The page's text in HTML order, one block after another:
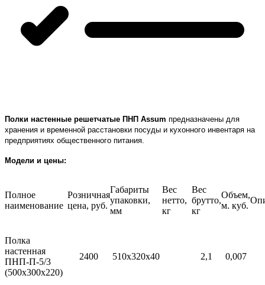
Полки настенные решетчатые ПНП Assum предназначены для
хранения и временной расстановки посуды и кухонного инвентаря на
предприятиях общественного питания.
Модели и цены:
Полное
наименование
Розничная
цена, руб.
Габариты
упаковки,
мм
Вес
нетто,
кг
Вес
брутто,
кг
Объем,
м. куб.
Полка
настенная
ПНП-П-5/3
(500х300х220)
2400 510х320х40 2,1 0,007